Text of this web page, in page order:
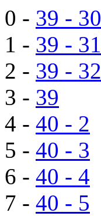
0 - 39 - 30
1 - 39 - 31
2 - 39 - 32
3 - 39
4 - 40 - 2
5 - 40 - 3
6 - 40 - 4
7 - 40 - 5